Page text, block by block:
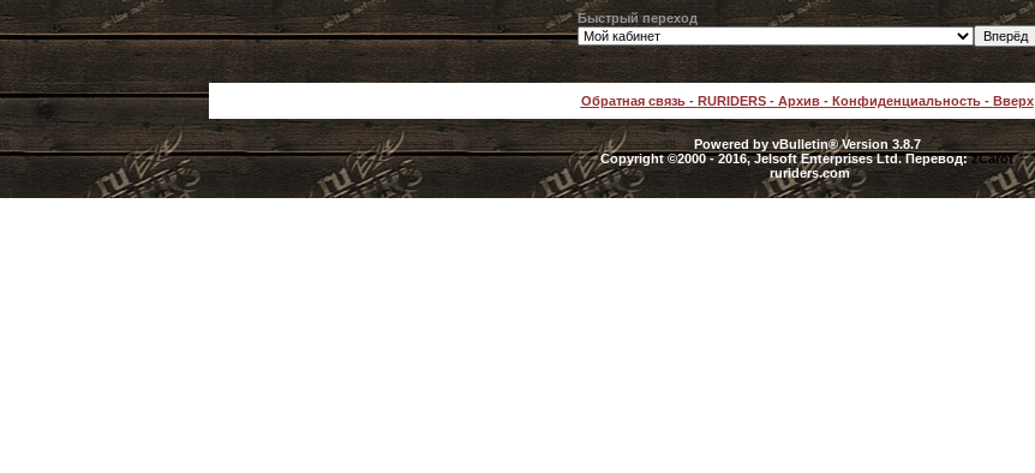
Быстрый переход
Обратная связь- RURIDERS- Архив- Конфиденциальность- Вверх
Powered by vBulletin® Version 3.8.7
Copyright ©2000 - 2016, Jelsoft Enterprises Ltd. Перевод:zCarot
ruriders.com